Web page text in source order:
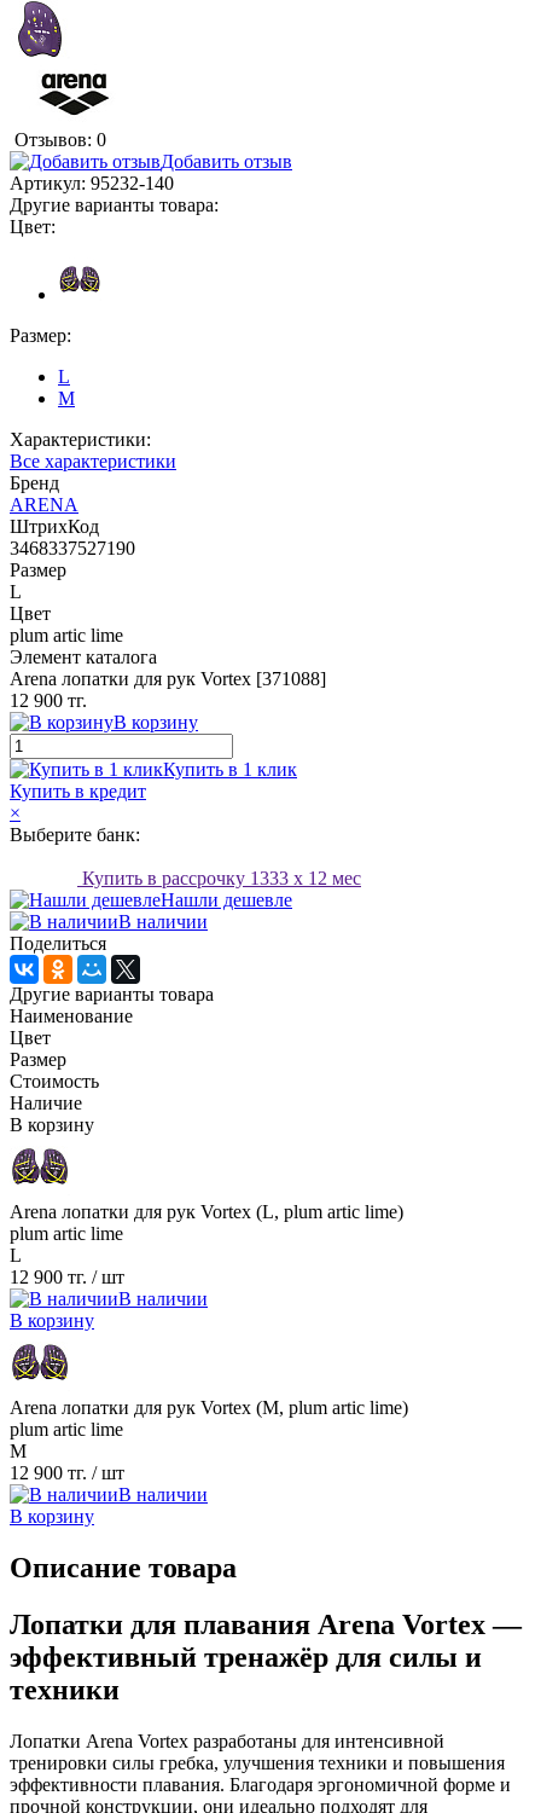
Отзывов: 0
Добавить отзыв
Артикул: 95232-140
Другие варианты товара:
Цвет:
Размер:
L
M
Характеристики:
Все характеристики
Бренд
ARENA
ШтрихКод
3468337527190
Размер
L
Цвет
plum artic lime
Элемент каталога
Arena лопатки для рук Vortex [371088]
12 900 тг.
В корзину
Купить в 1 клик
Купить в кредит
×
Выберите банк:
Купить в рассрочку 1333 x 12 мес
Нашли дешевле
В наличии
Поделиться
Другие варианты товара
Наименование
Цвет
Размер
Стоимость
Наличие
В корзину
Arena лопатки для рук Vortex (L, plum artic lime)
plum artic lime
L
12 900 тг. / шт
В наличии
В корзину
Arena лопатки для рук Vortex (M, plum artic lime)
plum artic lime
M
12 900 тг. / шт
В наличии
В корзину
Описание товара
Лопатки для плавания Arena Vortex —
эффективный тренажёр для силы и
техники
Лопатки Arena Vortex разработаны для интенсивной
тренировки силы гребка, улучшения техники и повышения
эффективности плавания. Благодаря эргономичной форме и
прочной конструкции, они идеально подходят для